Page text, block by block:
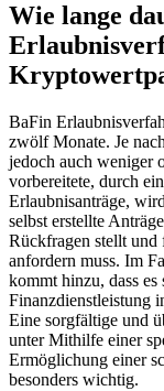
Wie lange
BaFin
zwölf Monate. Je
jedoch auch weniger
vorbereitete, durch
Erlaubnisanträge,
selbst erstellte
Rückfragen stellt und
anfordern muss. Im
kommt hinzu, dass es
Finanzdienstleistung
Eine sorgfältige und
unter Mithilfe einer
Ermöglichung einer
besonders wichtig.